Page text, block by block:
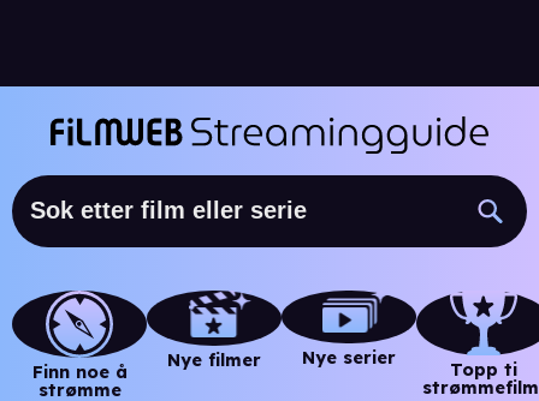
Finn noe å
strømme
Nye filmer Nye serier
Topp ti